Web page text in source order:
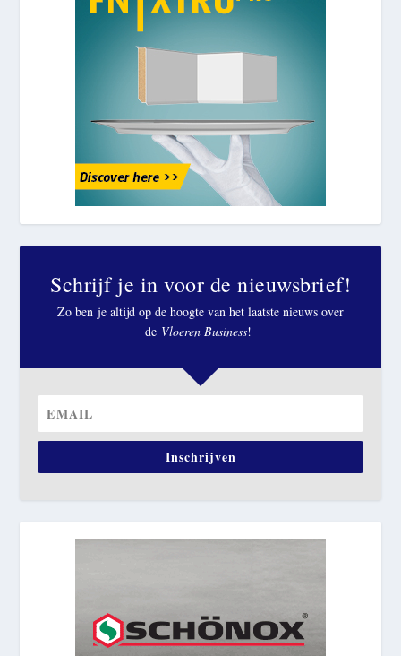
Schrijf je in voor de nieuwsbrief!
Zo ben je altijd op de hoogte van het laatste nieuws over
de Vloeren Business!
Inschrijven